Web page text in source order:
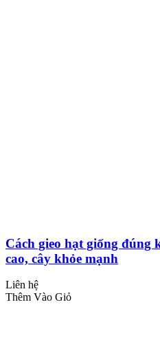
Cách gieo hạt giống đúng
cao, cây khỏe mạnh
Liên hệ
Thêm Vào Giỏ